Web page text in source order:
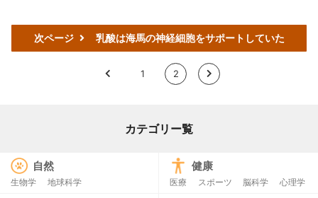
次ページ 乳酸は海馬の神経細胞をサポートしていた
< 1 2 >
カテゴリー覧
自然
生物学 地球科学
健康
医療 スポーツ 脳科学 心理学